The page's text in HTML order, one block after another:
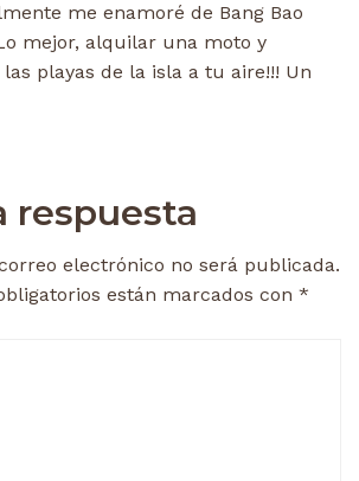
me enamoré de Bang Bao
mejor, alquilar una moto y
playas de la isla a tu aire!!! Un
respuesta
electrónico no será publicada.
están marcados con *